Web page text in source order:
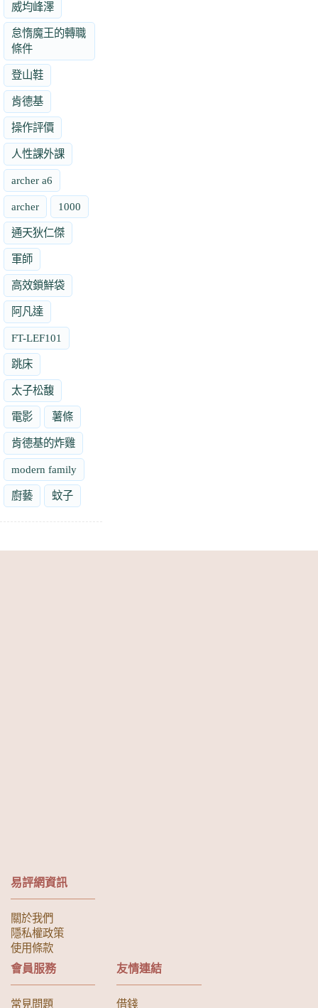
威均峰澤
怠惰魔王的轉職
條件
登山鞋
肯德基
操作評價
人性課外課
archer a6
archer 1000
通天狄仁傑
軍師
高效鎖鮮袋
阿凡達
FT-LEF101
跳床
太子松馥
電影 薯條
肯德基的炸雞
modern family
廚藝 蚊子
易評網資訊
關於我們
隱私權政策
使用條款
會員服務
常見問題
友情連結
借錢